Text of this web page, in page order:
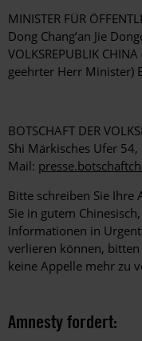
MINISTER FÜR
Dong Chang’an Jie
VOLKSREPUBLIK
geehrter Herr Minister)
BOTSCHAFT DER
Shi Märkisches Ufer
Mail:
Bitte schreiben Sie Ihre
Sie in gutem
Informationen in
verlieren können,
keine Appelle mehr zu
Amnesty fordert: